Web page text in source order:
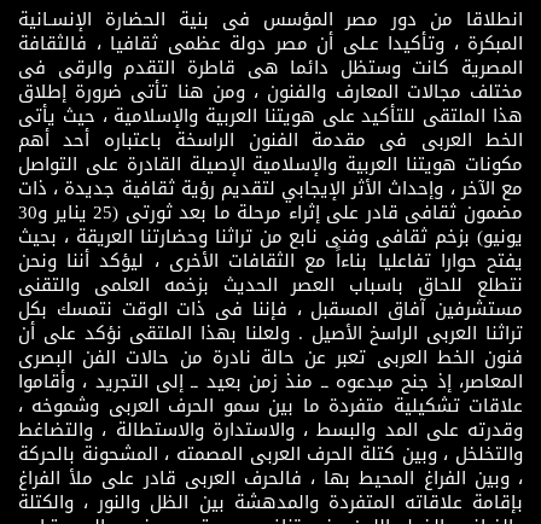
انطلاقا من دور مصر المؤسس فى بنية الحضارة الإنسـانية
المبكرة ، وتأكيدا عـلى أن مصر دولة عظمى ثقافيا ، فالثقافة
المصرية كانت وستظل دائما هى قاطرة التقدم والرقى فى
مختلف مجالات المعارف والفنون ، ومن هنا تأتى ضرورة إطلاق
هذا الملتقى للتأكيد على هويتنا العربية والإسلامية ، حيث يأتى
الخط العربى فى مقدمة الفنون الراسخة باعتباره أحد أهم
مكونات هويتنا العربية والإسلامية الإصيلة القادرة على التواصل
مع الآخر ، وإحداث الأثر الإيجابي لتقديم رؤية ثقافية جديدة ، ذات
مضمون ثقافى قادر على إثراء مرحلة ما بعد ثورتى (25 يناير و30
يونيو) بزخم ثقافى وفنى نابع من تراثنا وحضارتنا العريقة ، بحيث
يفتح حوارا تفاعليا بناءاً مع الثقافات الأخرى ، ليؤكد أننا ونحن
نتطلع للحاق باسباب العصر الحديث بزخمه العلمى والتقنى
مستشرفين آفاق المسقبل ، فإننا فى ذات الوقت نتمسك بكل
تراثنا العربى الراسخ الأصيل . ولعلنا بهذا الملتقى نؤكد على أن
فنون الخط العربى تعبر عن حالة نادرة من حالات الفن البصرى
المعاصر، إذ جنح مبدعوه ــ منذ زمن بعيد ــ إلى التجريد ، وأقاموا
علاقات تشكيلية متفردة ما بين سمو الحرف العربى وشموخه ،
وقدرته على المد والبسط ، والاستدارة والاستطالة ، والتضاغط
والتخلخل ، وبين كتلة الحرف العربى المصمته ، المشحونة بالحركة
، وبين الفراغ المحيط بها ، فالحرف العربى قادر على ملأ الفراغ
بإقامة علاقاته المتفردة والمدهشة بين الظل والنور ، والكتلة